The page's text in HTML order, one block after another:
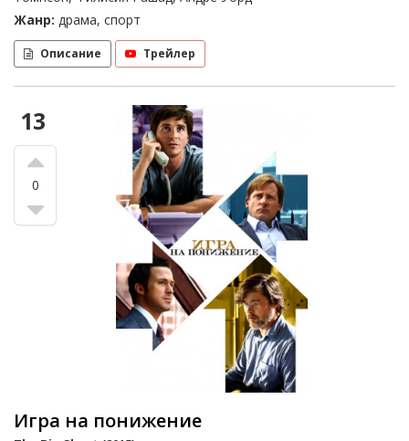
Жанр: драма, спорт
Описание Трейлер
13
0
Игра на понижение